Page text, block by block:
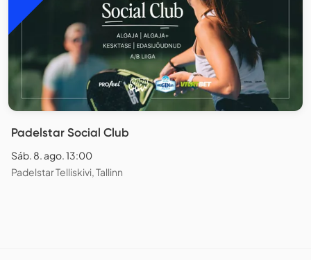
Padelstar Social Club
Sáb. 8. ago. 13:00
Padelstar Telliskivi, Tallinn